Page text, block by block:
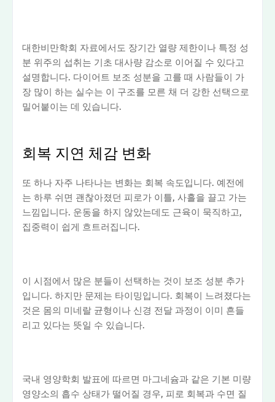
대한비만학회 자료에서도 장기간 열량 제한이나 특정 성
분 위주의 섭취는 기초 대사량 감소로 이어질 수 있다고
설명합니다. 다이어트 보조 성분을 고를 때 사람들이 가
장 많이 하는 실수는 이 구조를 모른 채 더 강한 선택으로
밀어붙이는 데 있습니다.
회복 지연 체감 변화
또 하나 자주 나타나는 변화는 회복 속도입니다. 예전에
는 하루 쉬면 괜찮아졌던 피로가 이틀, 사흘을 끌고 가는
느낌입니다. 운동을 하지 않았는데도 근육이 묵직하고,
집중력이 쉽게 흐트러집니다.
이 시점에서 많은 분들이 선택하는 것이 보조 성분 추가
입니다. 하지만 문제는 타이밍입니다. 회복이 느려졌다는
것은 몸의 미네랄 균형이나 신경 전달 과정이 이미 흔들
리고 있다는 뜻일 수 있습니다.
국내 영양학회 발표에 따르면 마그네슘과 같은 기본 미량
영양소의 흡수 상태가 떨어질 경우, 피로 회복과 수면 질